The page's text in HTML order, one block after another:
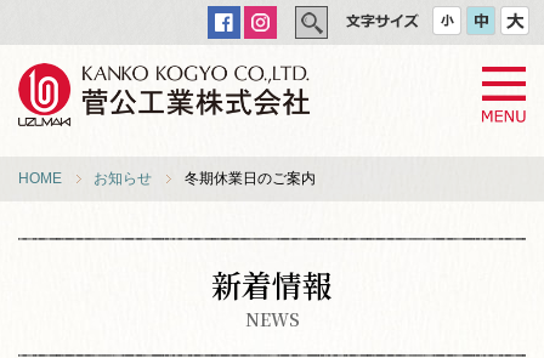
HOME お知らせ 冬期休業日のご案内
新着情報
NEWS